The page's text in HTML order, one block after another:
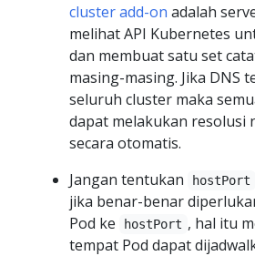
cluster add-on adalah
melihat API Kubernetes
dan membuat satu set
masing-masing. Jika DNS
seluruh cluster maka
dapat melakukan resolusi
secara otomatis.
Jangan tentukan
hostPort
jika benar-benar
Pod ke
hostPort , hal itu
tempat Pod dapat